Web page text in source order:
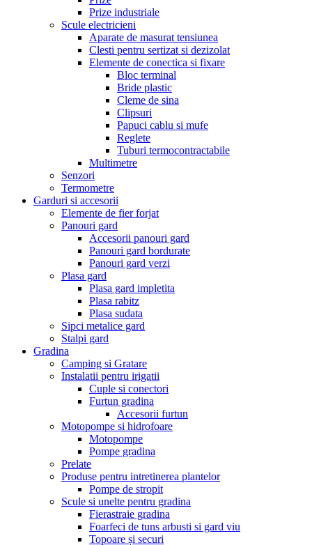
Prize industriale
Scule electricieni
Aparate de masurat tensiunea
Clesti pentru sertizat si dezizolat
Elemente de conectica si fixare
Bloc terminal
Bride plastic
Cleme de sina
Clipsuri
Papuci cablu si mufe
Reglete
Tuburi termocontractabile
Multimetre
Senzori
Termometre
Garduri si accesorii
Elemente de fier forjat
Panouri gard
Accesorii panouri gard
Panouri gard bordurate
Panouri gard verzi
Plasa gard
Plasa gard impletita
Plasa rabitz
Plasa sudata
Sipci metalice gard
Stalpi gard
Gradina
Camping si Gratare
Instalatii pentru irigatii
Cuple si conectori
Furtun gradina
Accesorii furtun
Motopompe si hidrofoare
Motopompe
Pompe gradina
Prelate
Produse pentru intretinerea plantelor
Pompe de stropit
Scule si unelte pentru gradina
Fierastraie gradina
Foarfeci de tuns arbusti si gard viu
Topoare și securi